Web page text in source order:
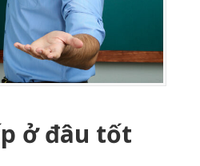
ở đâu tốt